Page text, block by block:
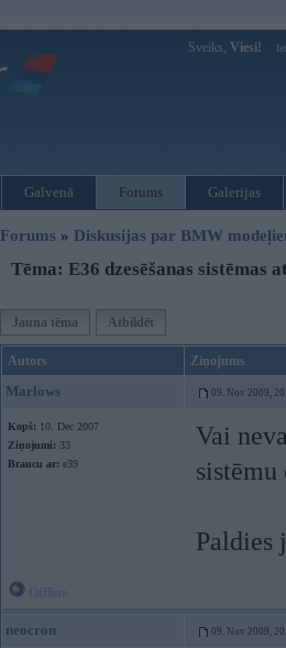
Sveiks, Viesi!
Galvenā Forums Galerijas
Forums » Diskusijas par BMW
Tēma: E36 dzesēšanas sistēmas
Jauna tēma Atbildēt
Autors Ziņojums
Marlows 09. Nov 2009,
Kopš: 10. Dec 2007
Ziņojumi: 33
Braucu ar: e39
Vai
sistēmu
Paldies
neocron 09. Nov 2009,